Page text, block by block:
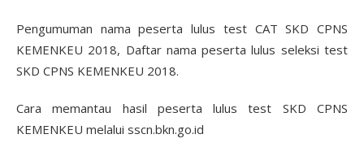
Pengumuman nama peserta lulus test CAT SKD CPNS
KEMENKEU 2018, Daftar nama peserta lulus seleksi test
SKD CPNS KEMENKEU 2018.
Cara memantau hasil peserta lulus test SKD CPNS
KEMENKEU melalui sscn.bkn.go.id